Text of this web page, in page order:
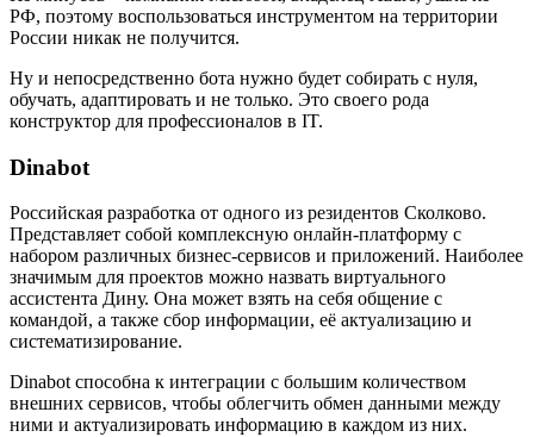
РФ, поэтому воспользоваться инструментом на территории
России никак не получится.
Ну и непосредственно бота нужно будет собирать с нуля,
обучать, адаптировать и не только. Это своего рода
конструктор для профессионалов в IT.
Dinabot
Российская разработка от одного из резидентов Сколково.
Представляет собой комплексную онлайн-платформу с
набором различных бизнес-сервисов и приложений. Наиболее
значимым для проектов можно назвать виртуального
ассистента Дину. Она может взять на себя общение с
командой, а также сбор информации, её актуализацию и
систематизирование.
Dinabot способна к интеграции с большим количеством
внешних сервисов, чтобы облегчить обмен данными между
ними и актуализировать информацию в каждом из них.